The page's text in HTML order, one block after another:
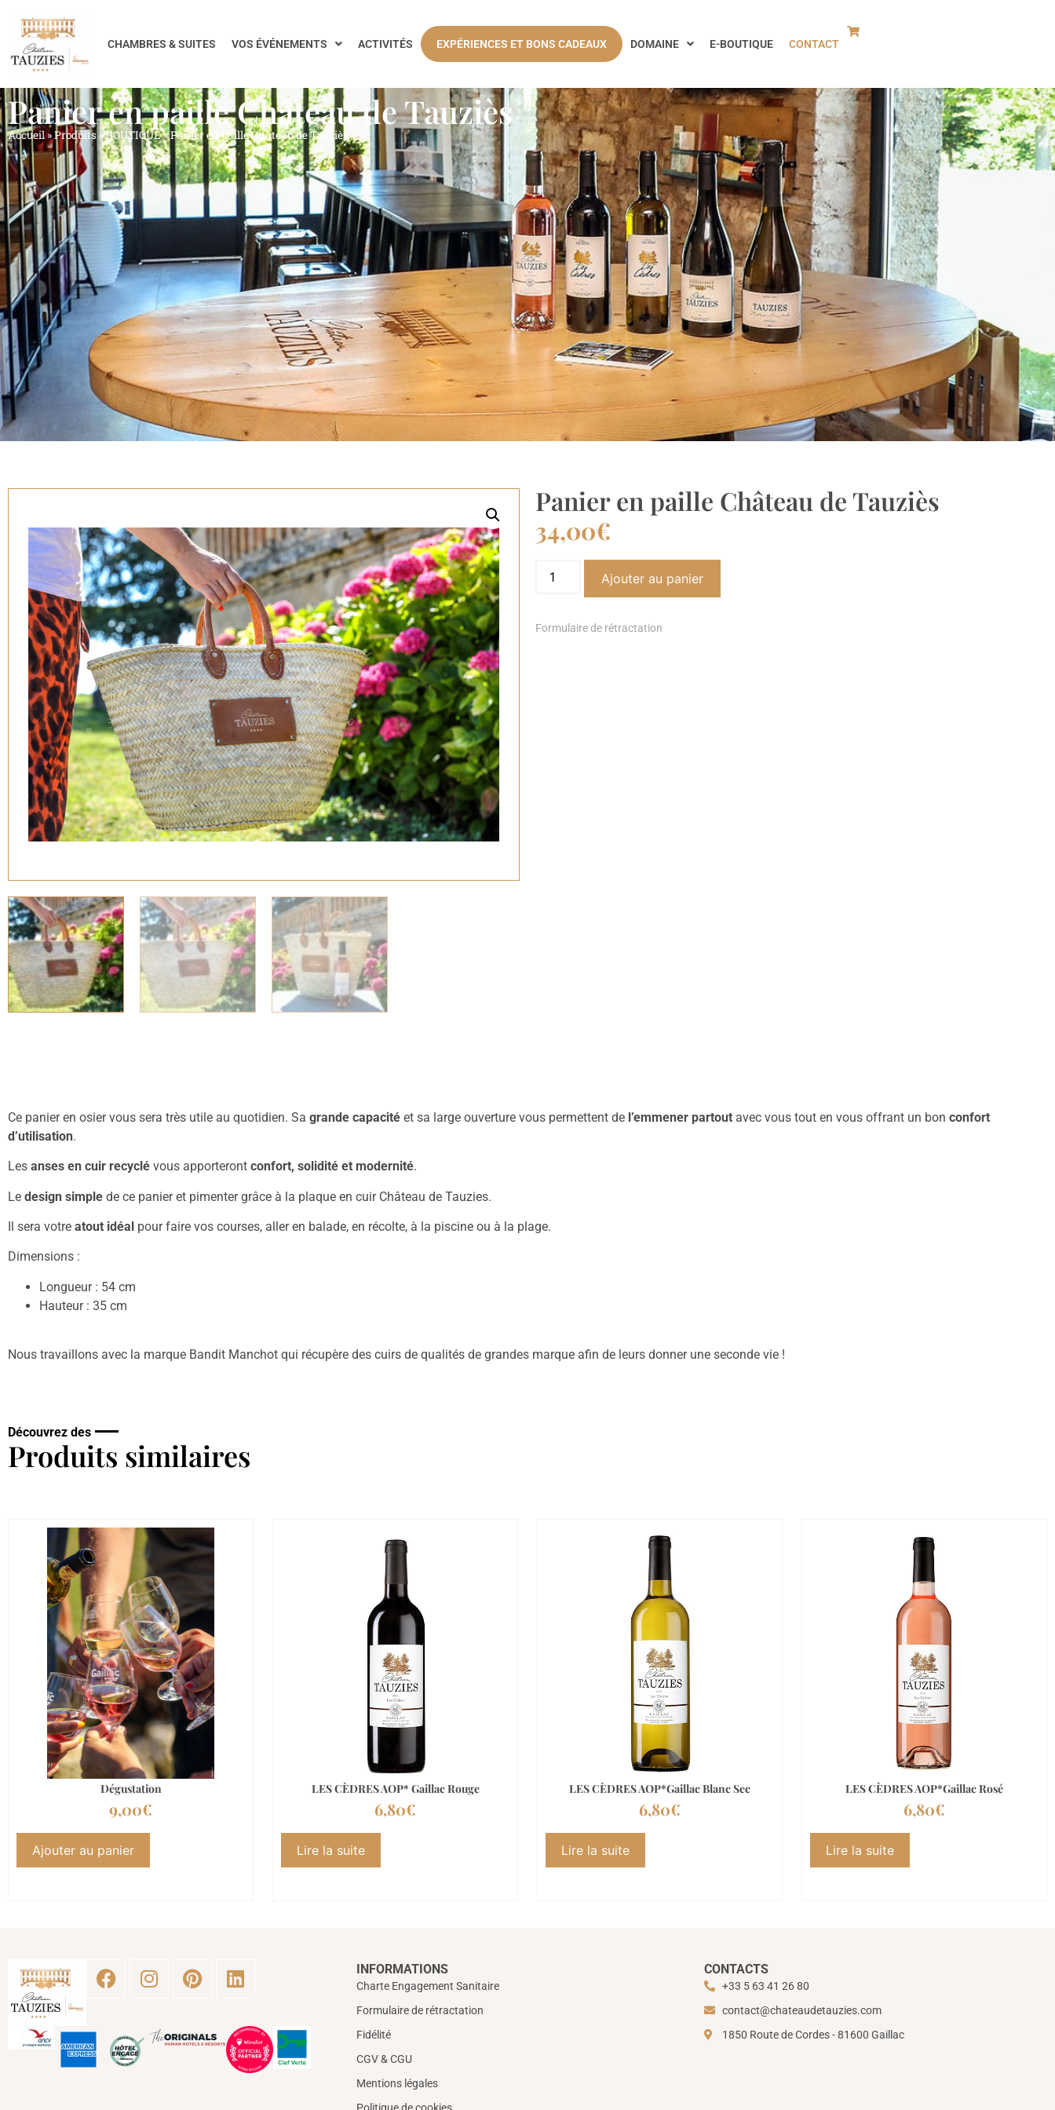
CHAMBRES & SUITES VOS ÉVÉNEMENTS ACTIVITÉS EXPÉRIENCES ET BONS CADEAUX DOMAINE E-BOUTIQUE CONTACT
Panier en paille Château de Tauziès
Accueil»Produits»BOUTIQUE»Panier en paille Château de Tauziès
Panier en paille Château de Tauziès
34,00€
Ajouter au panier
Formulaire de rétractation
Ce panier en osier vous sera très utile au quotidien. Sa grande capacité et sa large ouverture vous permettent de l’emmener partout avec vous tout en vous offrant un bon confort
d’utilisation.
Les anses en cuir recyclé vous apporteront confort, solidité et modernité.
Le design simple de ce panier et pimenter grâce à la plaque en cuir Château de Tauzies.
Il sera votre atout idéal pour faire vos courses, aller en balade, en récolte, à la piscine ou à la plage.
Dimensions :
Longueur : 54 cm
Hauteur : 35 cm
Nous travaillons avec la marque Bandit Manchot qui récupère des cuirs de qualités de grandes marque afin de leurs donner une seconde vie !
Découvrez des
Produits similaires
Dégustation
9,00€
Ajouter au panier
LES CÈDRES AOP* Gaillac Rouge
6,80€
Lire la suite
LES CÈDRES AOP*Gaillac Blanc Sec
6,80€
Lire la suite
LES CÈDRES AOP*Gaillac Rosé
6,80€
Lire la suite
INFORMATIONS
Charte Engagement Sanitaire
Formulaire de rétractation
Fidélité
CGV & CGU
Mentions légales
CONTACTS
+33 5 63 41 26 80
contact@chateaudetauzies.com
1850 Route de Cordes - 81600 Gaillac